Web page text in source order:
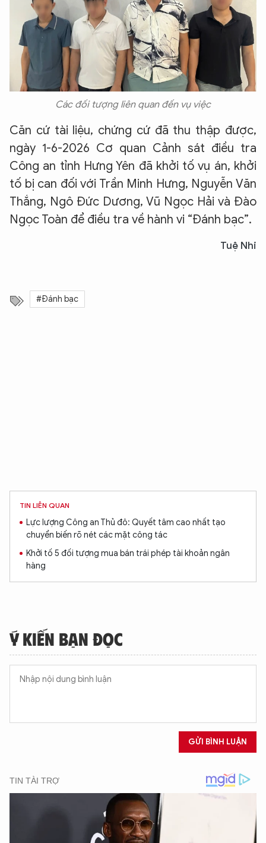
Các đối tượng liên quan đến vụ việc
Căn cứ tài liệu, chứng cứ đã thu thập được,
ngày 1-6-2026 Cơ quan Cảnh sát điều tra
Công an tỉnh Hưng Yên đã khởi tố vụ án, khởi
tố bị can đối với Trần Minh Hưng, Nguyễn Văn
Thắng, Ngô Đức Dương, Vũ Ngọc Hải và Đào
Ngọc Toàn để điều tra về hành vi “Đánh bạc”.
Tuệ Nhi
#Đánh bạc
TIN LIÊN QUAN
Lực lượng Công an Thủ đô: Quyết tâm cao nhất tạo
chuyển biến rõ nét các mặt công tác
Khởi tố 5 đối tượng mua bán trái phép tài khoản ngân
hàng
Ý KIẾN BẠN ĐỌC
GỬI BÌNH LUẬN